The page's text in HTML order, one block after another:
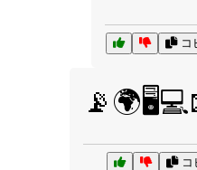
コ
コ